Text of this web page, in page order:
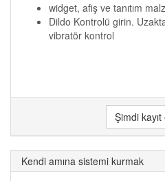
widget, afiş ve tanıtım
Dildo Kontrolü girin.
vibratör kontrol
Şimdi kayıt
Kendi amına sistemi kurmak